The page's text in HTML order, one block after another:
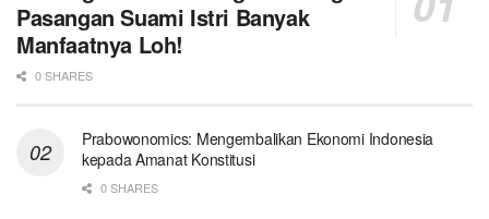
Pasangan Suami Istri Banyak
Manfaatnya Loh!
0 SHARES
Prabowonomics: Mengembalikan Ekonomi Indonesia
kepada Amanat Konstitusi
0 SHARES